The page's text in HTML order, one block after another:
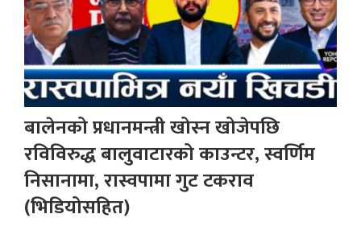
बालेनको प्रधानमन्त्री खोस्न खोजेपछि
रविविरुद्ध बालुवाटारको काउन्टर, स्वर्णिम
निसानामा, रास्वपामा गुट टकराव
(भिडियोसहित)